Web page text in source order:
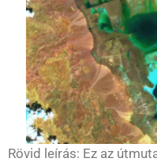
Rövid leírás: Ez az